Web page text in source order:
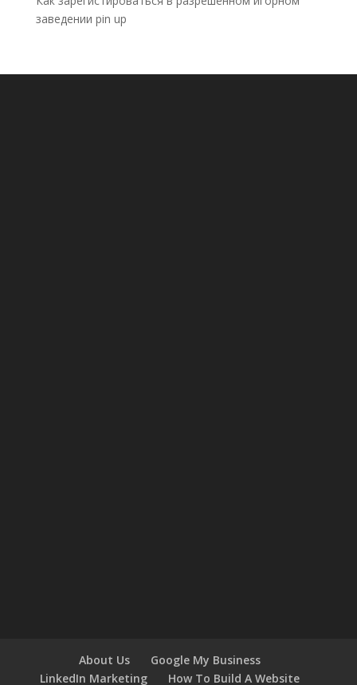
заведении pin up
About Us
Google My Business
LinkedIn Marketing
How To Build A Website